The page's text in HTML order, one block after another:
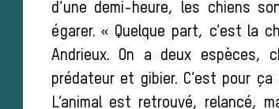
d’une demi-heure, les chiens
égarer. « Quelque part, c’est la
Andrieux. On a deux
prédateur et gibier. C’est pour
L’animal est retrouvé, relancé,